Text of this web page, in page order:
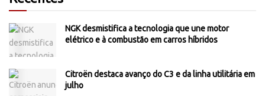
NGK desmistifica a tecnologia que une motor
elétrico e à combustão em carros híbridos
Citroën destaca avanço do C3 e da linha utilitária em
julho